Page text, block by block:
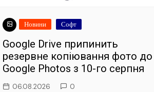
Новини Софт
Google Drive припинить
резервне копіювання фото до
Google Photos з 10-го серпня
06.08.2026 0